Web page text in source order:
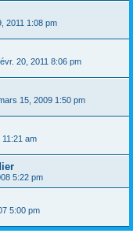
2011 1:08 pm
20, 2011 8:06 pm
15, 2009 1:50 pm
11:21 am
5:22 pm
5:00 pm